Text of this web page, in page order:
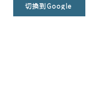
切換到Google